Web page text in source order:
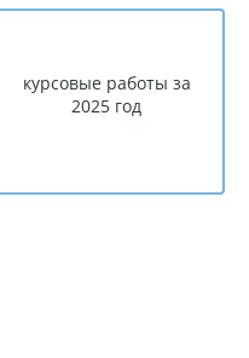
курсовые работы за
2025 год